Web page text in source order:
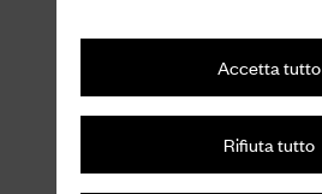
Accetta tutto
Rifiuta tutto